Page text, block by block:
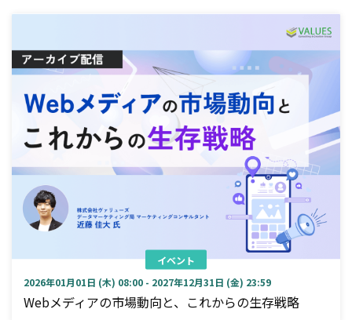
イベント
2026年01月01日 (木) 08:00 - 2027年12月31日 (金) 23:59
Webメディアの市場動向と、これからの生存戦略